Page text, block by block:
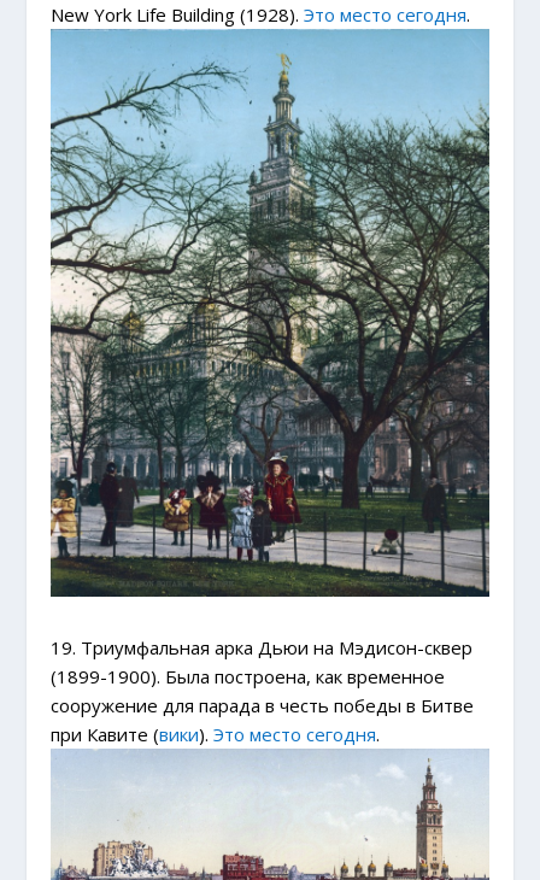
New York Life Building (1928).Это место сегодня.
19. Триумфальная арка Дьюи на Мэдисон-сквер
(1899-1900). Была построена, как временное
сооружение для парада в честь победы в Битве
при Кавите (вики).Это место сегодня.